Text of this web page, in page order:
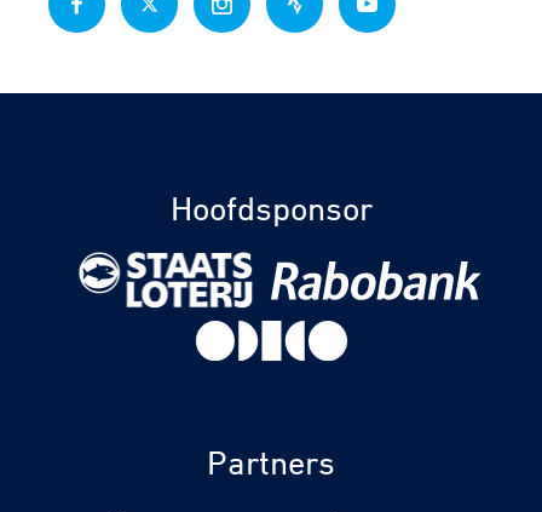
Hoofdsponsor
Partners